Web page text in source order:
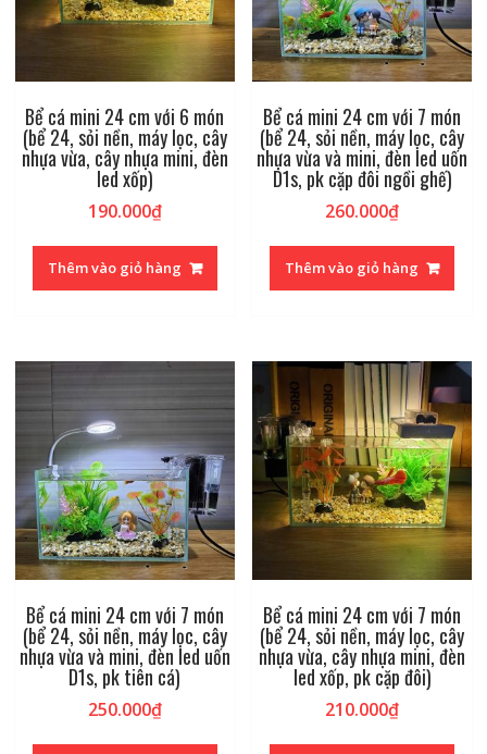
Bể cá mini 24 cm với 6 món
(bể 24, sỏi nền, máy lọc, cây
nhựa vừa, cây nhựa mini, đèn
led xốp)
190.000₫
Thêm vào giỏ hàng
Bể cá mini 24 cm với 7 món
(bể 24, sỏi nền, máy lọc, cây
nhựa vừa và mini, đèn led uốn
D1s, pk cặp đôi ngồi ghế)
260.000₫
Thêm vào giỏ hàng
Bể cá mini 24 cm với 7 món
(bể 24, sỏi nền, máy lọc, cây
nhựa vừa và mini, đèn led uốn
D1s, pk tiên cá)
250.000₫
Bể cá mini 24 cm với 7 món
(bể 24, sỏi nền, máy lọc, cây
nhựa vừa, cây nhựa mini, đèn
led xốp, pk cặp đôi)
210.000₫